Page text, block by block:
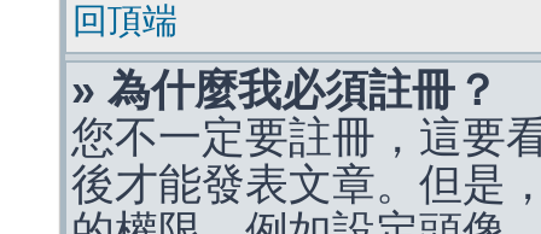
回頂端
» 為什麼我必須註冊？
您不一定要註冊，這要
後才能發表文章。但是